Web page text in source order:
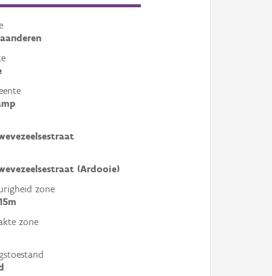
(Ardooie)
zone
zone